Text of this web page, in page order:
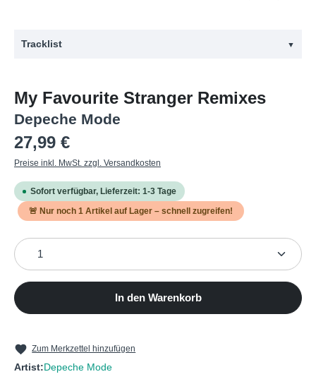
Tracklist ▼
1 My Favourite Stranger (Boris Brejcha Remix)
2 My Favourite Stranger (Ela Minus Remix)
3 My Favourite Stranger (Long Island Sound Remix)
My Favourite Stranger Remixes
Depeche Mode
Regulärer Preis:
27,99 €
Preise inkl. MwSt. zzgl. Versandkosten
Sofort verfügbar, Lieferzeit: 1-3 Tage
🚨 Nur noch 1 Artikel auf Lager – schnell zugreifen!
Produkt Anzahl: Gib den gewünschten Wert ein
In den Warenkorb
Zum Merkzettel hinzufügen
Artist:Depeche Mode